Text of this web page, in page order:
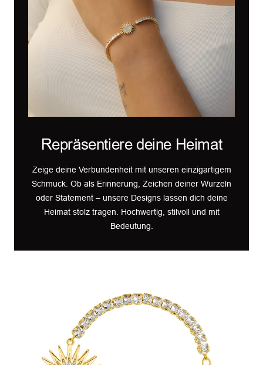
Repräsentiere deine Heimat
Zeige deine Verbundenheit mit unseren einzigartigem
Schmuck. Ob als Erinnerung, Zeichen deiner Wurzeln
oder Statement – unsere Designs lassen dich deine
Heimat stolz tragen. Hochwertig, stilvoll und mit
Bedeutung.